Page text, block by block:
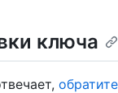
ключа